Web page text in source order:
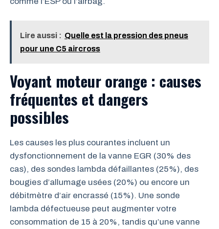
Lire aussi : Quelle est la pression des pneus
pour une C5 aircross
Voyant moteur orange : causes
fréquentes et dangers
possibles
Les causes les plus courantes incluent un
dysfonctionnement de la vanne EGR (30% des
cas), des sondes lambda défaillantes (25%), des
bougies d’allumage usées (20%) ou encore un
débitmètre d’air encrassé (15%). Une sonde
lambda défectueuse peut augmenter votre
consommation de 15 à 20%, tandis qu’une vanne